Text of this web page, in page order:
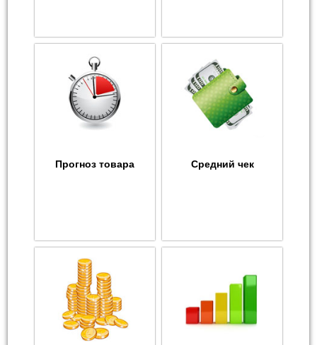
Прогноз товара Средний чек